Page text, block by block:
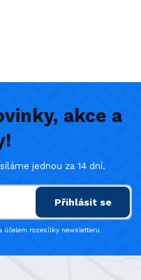
akce a
jednou za 14 dní.
Přihlásit se
účelem rozesílky newsletteru.